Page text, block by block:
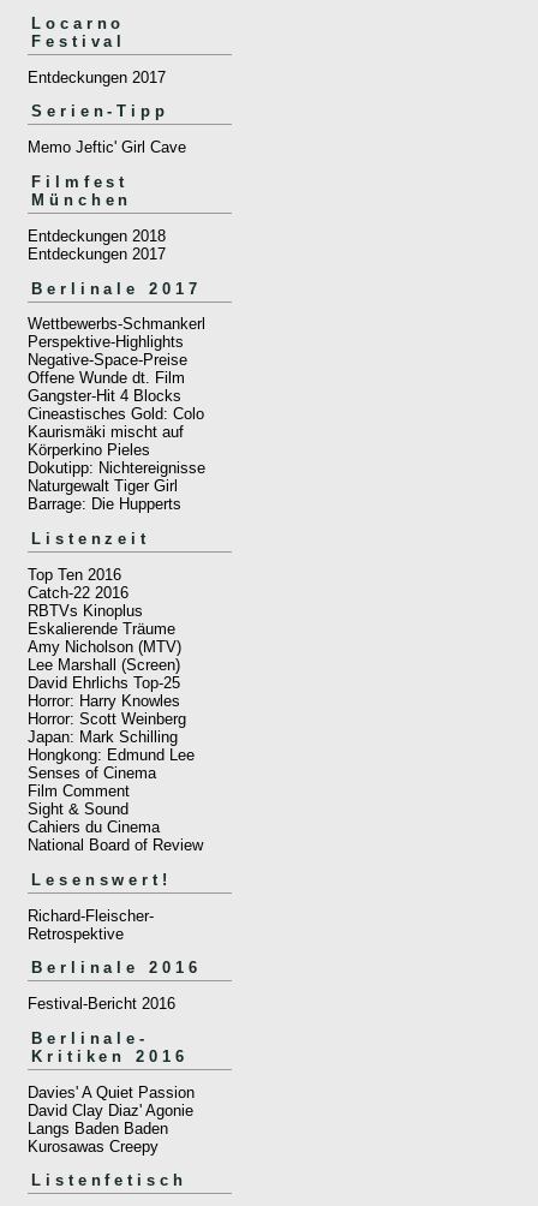
Locarno
Festival
Entdeckungen 2017
Serien-Tipp
Memo Jeftic' Girl Cave
Filmfest
München
Entdeckungen 2018
Entdeckungen 2017
Berlinale 2017
Wettbewerbs-Schmankerl
Perspektive-Highlights
Negative-Space-Preise
Offene Wunde dt. Film
Gangster-Hit 4 Blocks
Cineastisches Gold: Colo
Kaurismäki mischt auf
Körperkino Pieles
Dokutipp: Nichtereignisse
Naturgewalt Tiger Girl
Barrage: Die Hupperts
Listenzeit
Top Ten 2016
Catch-22 2016
RBTVs Kinoplus
Eskalierende Träume
Amy Nicholson (MTV)
Lee Marshall (Screen)
David Ehrlichs Top-25
Horror: Harry Knowles
Horror: Scott Weinberg
Japan: Mark Schilling
Hongkong: Edmund Lee
Senses of Cinema
Film Comment
Sight & Sound
Cahiers du Cinema
National Board of Review
Lesenswert!
Richard-Fleischer-
Retrospektive
Berlinale 2016
Festival-Bericht 2016
Berlinale-
Kritiken 2016
Davies' A Quiet Passion
David Clay Diaz' Agonie
Langs Baden Baden
Kurosawas Creepy
Listenfetisch